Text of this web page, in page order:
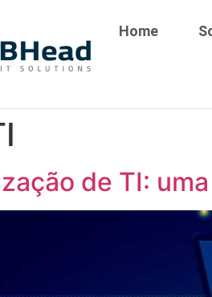
Home
de TI: